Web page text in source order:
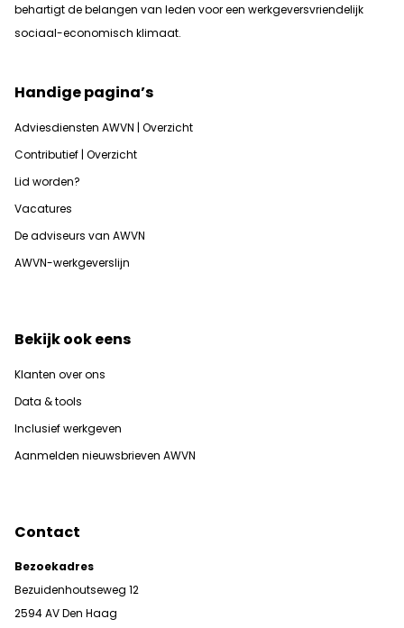
behartigt de belangen van leden voor een werkgeversvriendelijk
sociaal-economisch klimaat.
Handige pagina’s
Adviesdiensten AWVN | Overzicht
Contributief | Overzicht
Lid worden?
Vacatures
De adviseurs van AWVN
AWVN-werkgeverslijn
Bekijk ook eens
Klanten over ons
Data & tools
Inclusief werkgeven
Aanmelden nieuwsbrieven AWVN
Contact
Bezoekadres
Bezuidenhoutseweg 12
2594 AV Den Haag